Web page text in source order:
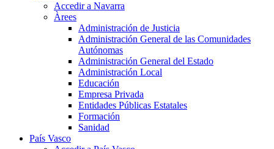
Accedir a Navarra
Àrees
Administración de Justicia
Administración General de las Comunidades
Autónomas
Administración General del Estado
Administración Local
Educación
Empresa Privada
Entidades Públicas Estatales
Formación
Sanidad
País Vasco